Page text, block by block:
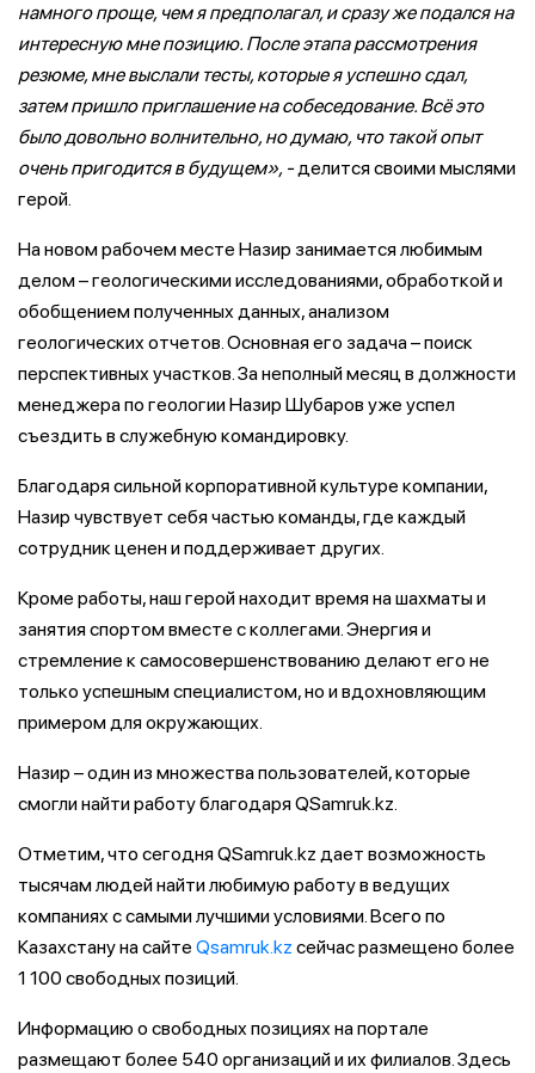
намного проще, чем я предполагал, и сразу же подался на
интересную мне позицию. После этапа рассмотрения
резюме, мне выслали тесты, которые я успешно сдал,
затем пришло приглашение на собеседование. Всё это
было довольно волнительно, но думаю, что такой опыт
очень пригодится в будущем», -делится своими мыслями
герой.
На новом рабочем месте Назир занимается любимым
делом – геологическими исследованиями, обработкой и
обобщением полученных данных, анализом
геологических отчетов. Основная его задача – поиск
перспективных участков. За неполный месяц в должности
менеджера по геологии Назир Шубаров уже успел
съездить в служебную командировку.
Благодаря сильной корпоративной культуре компании,
Назир чувствует себя частью команды, где каждый
сотрудник ценен и поддерживает других.
Кроме работы, наш герой находит время на шахматы и
занятия спортом вместе с коллегами. Энергия и
стремление к самосовершенствованию делают его не
только успешным специалистом, но и вдохновляющим
примером для окружающих.
Назир – один из множества пользователей, которые
смогли найти работу благодаря QSamruk.kz.
Отметим, что сегодня QSamruk.kz дает возможность
тысячам людей найти любимую работу в ведущих
компаниях с самыми лучшими условиями. Всего по
Казахстану на сайте Qsamruk.kz сейчас размещено более
1 100 свободных позиций.
Информацию о свободных позициях на портале
размещают более 540 организаций и их филиалов. Здесь